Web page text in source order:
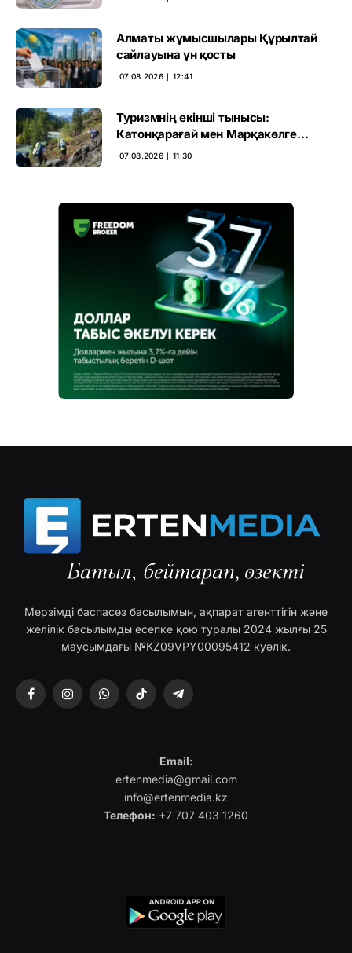
Алматы жұмысшылары Құрылтай
сайлауына үн қосты
07.08.2026 ∣ 12:41
Туризмнің екінші тынысы:
Катонқарағай мен Марқакөлге
инвестиция не береді
07.08.2026 ∣ 11:30
Мерзімді баспасөз басылымын, ақпарат агенттігін және
желілік басылымды есепке қою туралы 2024 жылғы 25
маусымдағы №KZ09VPY00095412 куәлік.
FacebookInstagramWhatsAppTikTok Telegram
Email:
ertenmedia@gmail.com
info@ertenmedia.kz
Телефон: +7 707 403 1260